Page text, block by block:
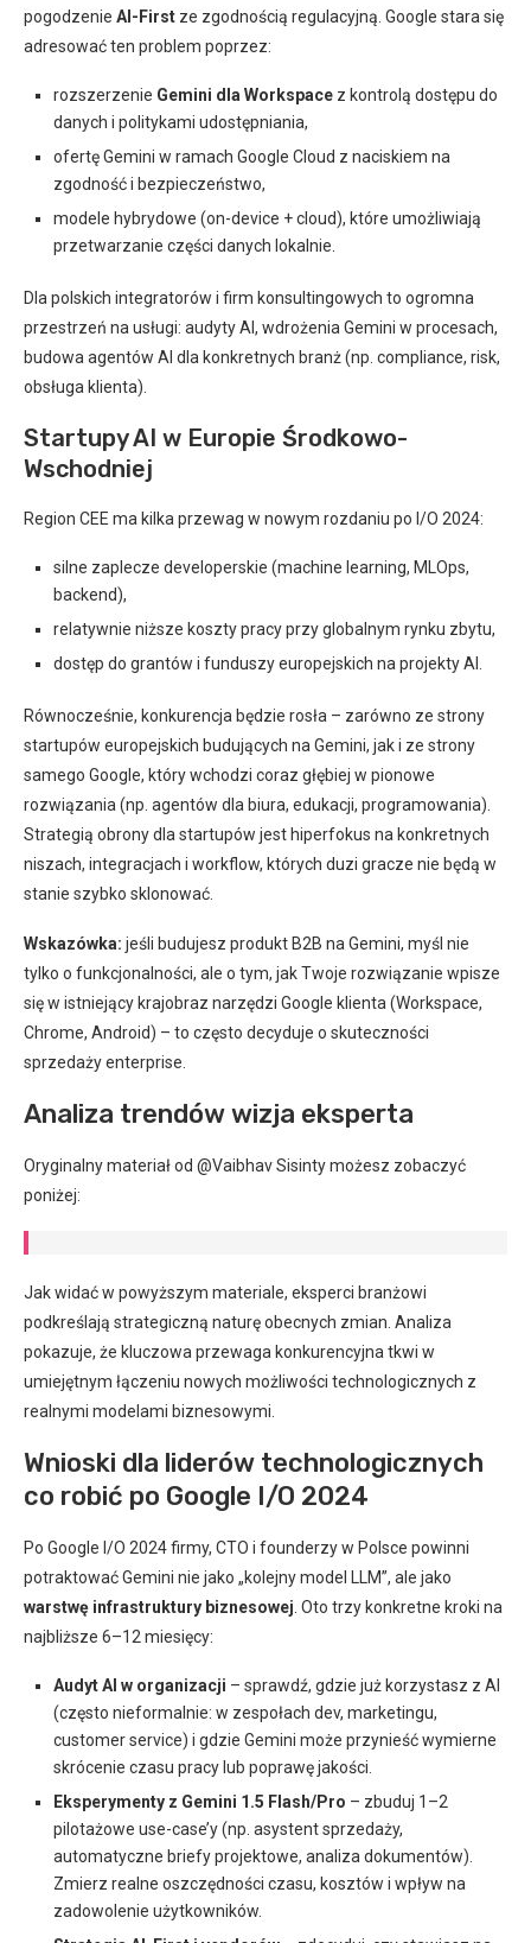
pogodzenie AI-First ze zgodnością regulacyjną. Google stara się
adresować ten problem poprzez:
rozszerzenie Gemini dla Workspace z kontrolą dostępu do
danych i politykami udostępniania,
ofertę Gemini w ramach Google Cloud z naciskiem na
zgodność i bezpieczeństwo,
modele hybrydowe (on-device + cloud), które umożliwiają
przetwarzanie części danych lokalnie.
Dla polskich integratorów i firm konsultingowych to ogromna
przestrzeń na usługi: audyty AI, wdrożenia Gemini w procesach,
budowa agentów AI dla konkretnych branż (np. compliance, risk,
obsługa klienta).
Startupy AI w Europie Środkowo-
Wschodniej
Region CEE ma kilka przewag w nowym rozdaniu po I/O 2024:
silne zaplecze developerskie (machine learning, MLOps,
backend),
relatywnie niższe koszty pracy przy globalnym rynku zbytu,
dostęp do grantów i funduszy europejskich na projekty AI.
Równocześnie, konkurencja będzie rosła – zarówno ze strony
startupów europejskich budujących na Gemini, jak i ze strony
samego Google, który wchodzi coraz głębiej w pionowe
rozwiązania (np. agentów dla biura, edukacji, programowania).
Strategią obrony dla startupów jest hiperfokus na konkretnych
niszach, integracjach i workflow, których duzi gracze nie będą w
stanie szybko sklonować.
Wskazówka: jeśli budujesz produkt B2B na Gemini, myśl nie
tylko o funkcjonalności, ale o tym, jak Twoje rozwiązanie wpisze
się w istniejący krajobraz narzędzi Google klienta (Workspace,
Chrome, Android) – to często decyduje o skuteczności
sprzedaży enterprise.
Analiza trendów wizja eksperta
Oryginalny materiał od @Vaibhav Sisinty możesz zobaczyć
poniżej:
Jak widać w powyższym materiale, eksperci branżowi
podkreślają strategiczną naturę obecnych zmian. Analiza
pokazuje, że kluczowa przewaga konkurencyjna tkwi w
umiejętnym łączeniu nowych możliwości technologicznych z
realnymi modelami biznesowymi.
Wnioski dla liderów technologicznych
co robić po Google I/O 2024
Po Google I/O 2024 firmy, CTO i founderzy w Polsce powinni
potraktować Gemini nie jako „kolejny model LLM”, ale jako
warstwę infrastruktury biznesowej . Oto trzy konkretne kroki na
najbliższe 6–12 miesięcy:
Audyt AI w organizacji – sprawdź, gdzie już korzystasz z AI
(często nieformalnie: w zespołach dev, marketingu,
customer service) i gdzie Gemini może przynieść wymierne
skrócenie czasu pracy lub poprawę jakości.
Eksperymenty z Gemini 1.5 Flash/Pro – zbuduj 1–2
pilotażowe use-case’y (np. asystent sprzedaży,
automatyczne briefy projektowe, analiza dokumentów).
Zmierz realne oszczędności czasu, kosztów i wpływ na
zadowolenie użytkowników.